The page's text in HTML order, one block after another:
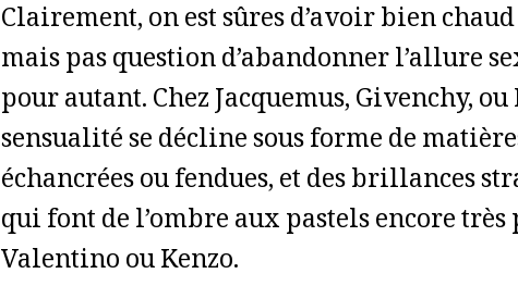
Clairement, on est sûres d’avoir bien
mais pas question d’abandonner l’allure
pour autant. Chez Jacquemus, Givenchy,
sensualité se décline sous forme de
échancrées ou fendues, et des brillances
qui font de l’ombre aux pastels encore très
Valentino ou Kenzo.